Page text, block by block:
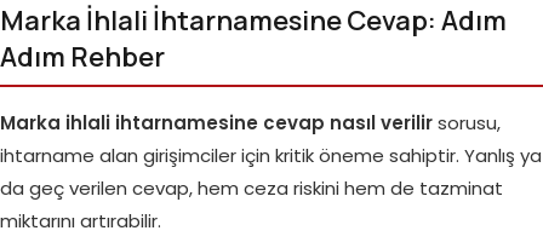
Marka İhlali İhtarnamesine Cevap: Adım
Adım Rehber
Marka ihlali ihtarnamesine cevap nasıl verilirsorusu,
ihtarname alan girişimciler için kritik öneme sahiptir. Yanlış ya
da geç verilen cevap, hem ceza riskini hem de tazminat
miktarını artırabilir.